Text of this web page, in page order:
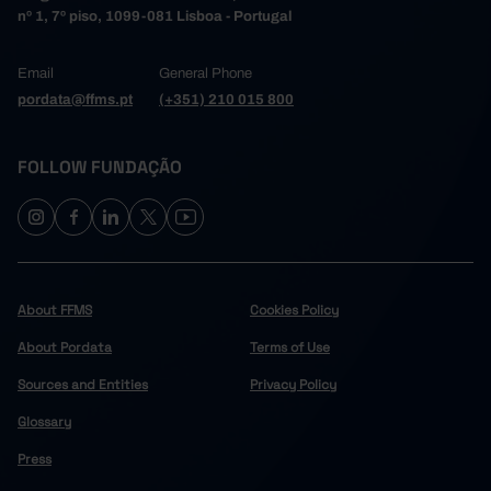
nº 1, 7º piso, 1099-081 Lisboa - Portugal
Email
pordata@ffms.pt
General Phone
(+351) 210 015 800
FOLLOW FUNDAÇÃO
About FFMS
About Pordata
Sources and Entities
Glossary
Press
Cookies Policy
Terms of Use
Privacy Policy